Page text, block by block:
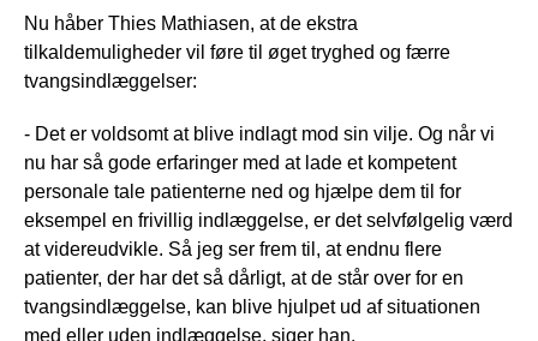
Nu håber Thies Mathiasen, at de ekstra
tilkaldemuligheder vil føre til øget tryghed og færre
tvangsindlæggelser:
- Det er voldsomt at blive indlagt mod sin vilje. Og når vi
nu har så gode erfaringer med at lade et kompetent
personale tale patienterne ned og hjælpe dem til for
eksempel en frivillig indlæggelse, er det selvfølgelig værd
at videreudvikle. Så jeg ser frem til, at endnu flere
patienter, der har det så dårligt, at de står over for en
tvangsindlæggelse, kan blive hjulpet ud af situationen
med eller uden indlæggelse, siger han.